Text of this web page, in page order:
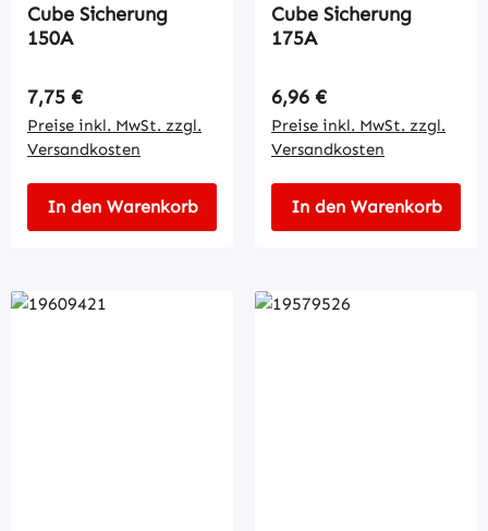
Cube Sicherung
150A
Regulärer Preis:
7,75 €
Preise inkl. MwSt. zzgl.
Versandkosten
In den Warenkorb
Cube Sicherung
175A
Regulärer Preis:
6,96 €
Preise inkl. MwSt. zzgl.
Versandkosten
In den Warenkorb